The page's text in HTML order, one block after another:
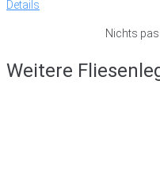
Details
Nichts
Weitere